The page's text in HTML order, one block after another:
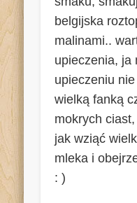
belgijska
malinami..
upieczenia, ja
upieczeniu
wielką fanką
mokrych
jak wziąć
mleka i
: )